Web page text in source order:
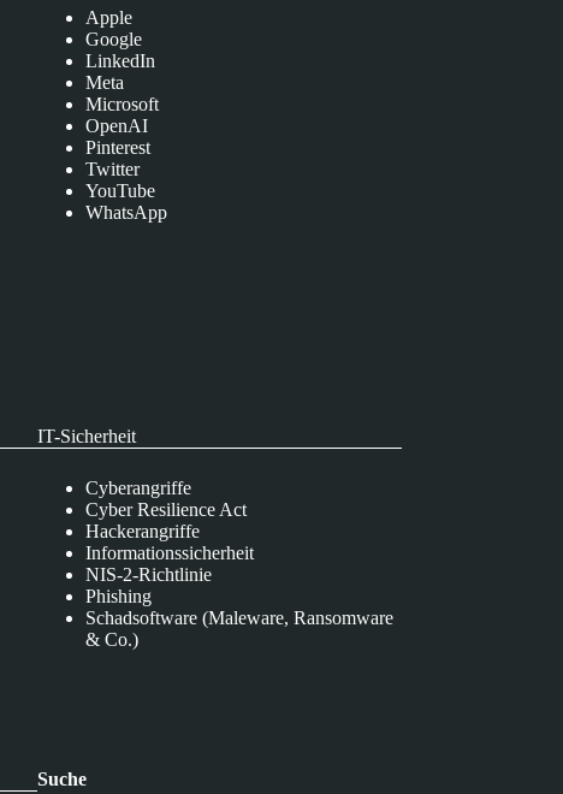
Apple
Google
LinkedIn
Meta
Microsoft
OpenAI
Pinterest
Twitter
YouTube
WhatsApp
IT-Sicherheit
Cyberangriffe
Cyber Resilience Act
Hackerangriffe
Informationssicherheit
NIS-2-Richtlinie
Phishing
Schadsoftware (Maleware, Ransomware
& Co.)
Suche